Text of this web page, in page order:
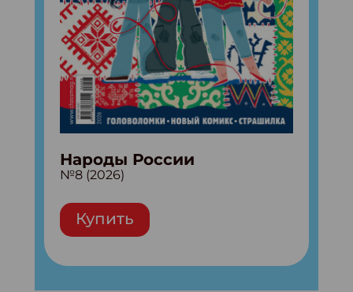
Народы России
№8 (2026)
Купить